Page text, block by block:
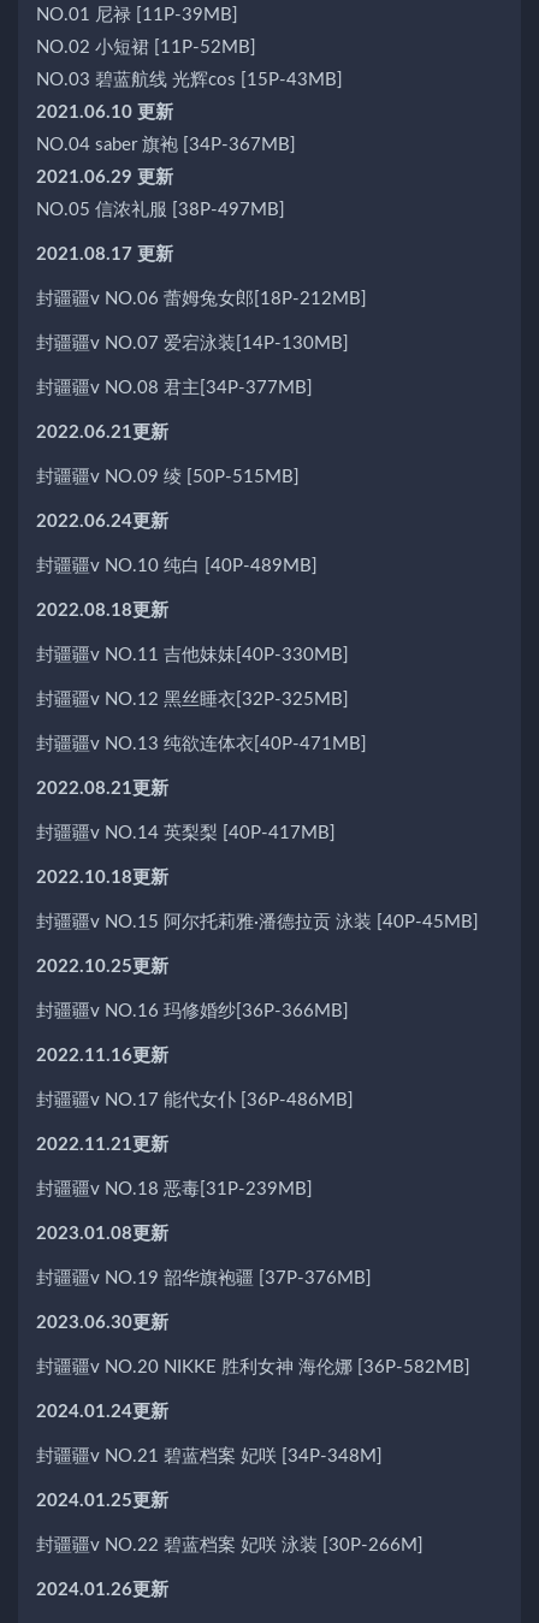
NO.01 尼禄 [11P-39MB]
NO.02 小短裙 [11P-52MB]
NO.03 碧蓝航线 光辉cos [15P-43MB]
2021.06.10 更新
NO.04 saber 旗袍 [34P-367MB]
2021.06.29 更新
NO.05 信浓礼服 [38P-497MB]
2021.08.17 更新
封疆疆v NO.06 蕾姆兔女郎[18P-212MB]
封疆疆v NO.07 爱宕泳装[14P-130MB]
封疆疆v NO.08 君主[34P-377MB]
2022.06.21更新
封疆疆v NO.09 绫 [50P-515MB]
2022.06.24更新
封疆疆v NO.10 纯白 [40P-489MB]
2022.08.18更新
封疆疆v NO.11 吉他妹妹[40P-330MB]
封疆疆v NO.12 黑丝睡衣[32P-325MB]
封疆疆v NO.13 纯欲连体衣[40P-471MB]
2022.08.21更新
封疆疆v NO.14 英梨梨 [40P-417MB]
2022.10.18更新
封疆疆v NO.15 阿尔托莉雅·潘德拉贡 泳装 [40P-45MB]
2022.10.25更新
封疆疆v NO.16 玛修婚纱[36P-366MB]
2022.11.16更新
封疆疆v NO.17 能代女仆 [36P-486MB]
2022.11.21更新
封疆疆v NO.18 恶毒[31P-239MB]
2023.01.08更新
封疆疆v NO.19 韶华旗袍疆 [37P-376MB]
2023.06.30更新
封疆疆v NO.20 NIKKE 胜利女神 海伦娜 [36P-582MB]
2024.01.24更新
封疆疆v NO.21 碧蓝档案 妃咲 [34P-348M]
2024.01.25更新
封疆疆v NO.22 碧蓝档案 妃咲 泳装 [30P-266M]
2024.01.26更新